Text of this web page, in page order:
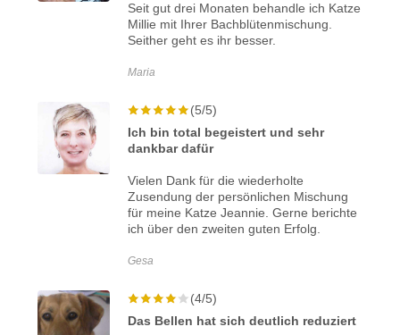
Seit gut drei Monaten behandle ich Katze
Millie mit Ihrer Bachblütenmischung.
Seither geht es ihr besser.
Maria
(5/5)
Ich bin total begeistert und sehr
dankbar dafür
Vielen Dank für die wiederholte
Zusendung der persönlichen Mischung
für meine Katze Jeannie. Gerne berichte
ich über den zweiten guten Erfolg.
Gesa
(4/5)
Das Bellen hat sich deutlich reduziert